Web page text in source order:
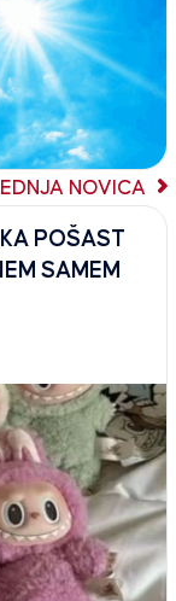
NOVICA
POŠAST
SAMEM